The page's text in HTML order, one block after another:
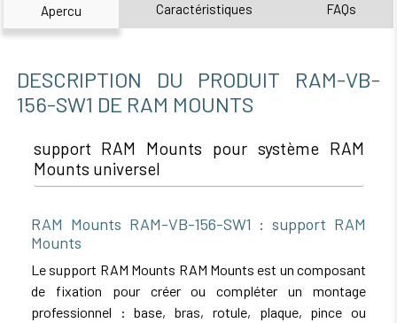
Apercu Caractéristiques FAQs
DESCRIPTION DU PRODUIT RAM-VB-
156-SW1 DE RAM MOUNTS
support RAM Mounts pour système RAM
Mounts universel
RAM Mounts RAM-VB-156-SW1 : support RAM
Mounts
Le support RAM Mounts RAM Mounts est un composant
de fixation pour créer ou compléter un montage
professionnel : base, bras, rotule, plaque, pince ou